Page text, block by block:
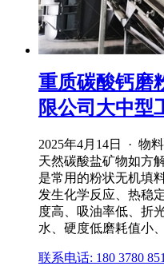
重质碳酸钙磨
限公司大中型
2025年4月14日 · 物
天然碳酸盐矿物如方
是常用的粉状无机填
发生化学反应、热稳
度高、吸油率低、折
水、硬度低磨耗值小
联系电话: 180 3780